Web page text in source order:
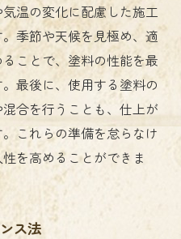
温の変化に配慮した施工
季節や天候を見極め、適
ことで、塗料の性能を最
最後に、使用する塗料の
合を行うことも、仕上が
これらの準備を怠らなけ
を高めることができま
ス法